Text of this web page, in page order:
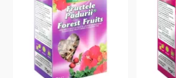
produse naturale pentru intreaga familie.
de a crea produse 100% naturale care sa
clientii nostri printr-un echilibru perfect
companiei noastre este de a realiza prin
care sa reprezinte calitate, echilibru si